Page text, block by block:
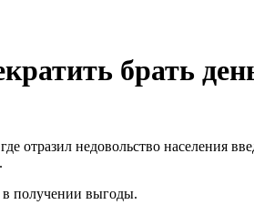
брать
недовольство населения
в получении выгоды.